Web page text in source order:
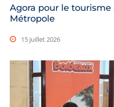
Agora pour le tourisme
Métropole
15 juillet 2026